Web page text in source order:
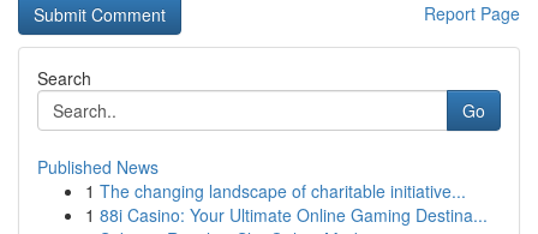
Report Page
Search
Go
Published News
1 The changing landscape of charitable initiative...
1 88i Casino: Your Ultimate Online Gaming Destina...